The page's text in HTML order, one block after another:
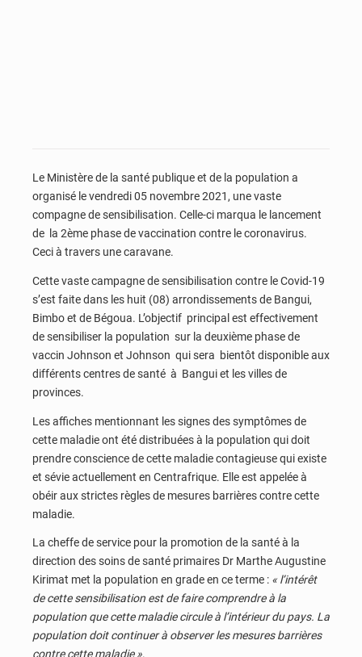
Le Ministère de la santé publique et de la population a
organisé le vendredi 05 novembre 2021, une vaste
compagne de sensibilisation. Celle-ci marqua le lancement
de la 2ème phase de vaccination contre le coronavirus.
Ceci à travers une caravane.
Cette vaste campagne de sensibilisation contre le Covid-19
s’est faite dans les huit (08) arrondissements de Bangui,
Bimbo et de Bégoua. L’objectif principal est effectivement
de sensibiliser la population sur la deuxième phase de
vaccin Johnson et Johnson qui sera bientôt disponible aux
différents centres de santé à Bangui et les villes de
provinces.
Les affiches mentionnant les signes des symptômes de
cette maladie ont été distribuées à la population qui doit
prendre conscience de cette maladie contagieuse qui existe
et sévie actuellement en Centrafrique. Elle est appelée à
obéir aux strictes règles de mesures barrières contre cette
maladie.
La cheffe de service pour la promotion de la santé à la
direction des soins de santé primaires Dr Marthe Augustine
Kirimat met la population en grade en ce terme : « l’intérêt
de cette sensibilisation est de faire comprendre à la
population que cette maladie circule à l’intérieur du pays. La
population doit continuer à observer les mesures barrières
contre cette maladie ».